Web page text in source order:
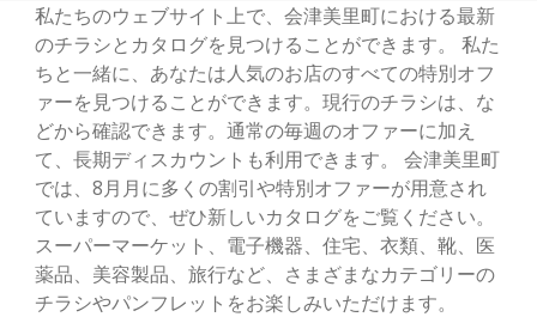
私たちのウェブサイト上で、会津美里町における最新
のチラシとカタログを見つけることができます。 私た
ちと一緒に、あなたは人気のお店のすべての特別オフ
ァーを見つけることができます。現行のチラシは、な
どから確認できます。通常の毎週のオファーに加え
て、長期ディスカウントも利用できます。 会津美里町
では、8月月に多くの割引や特別オファーが用意され
ていますので、ぜひ新しいカタログをご覧ください。
スーパーマーケット、電子機器、住宅、衣類、靴、医
薬品、美容製品、旅行など、さまざまなカテゴリーの
チラシやパンフレットをお楽しみいただけます。